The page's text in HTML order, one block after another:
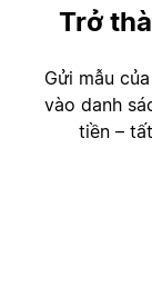
Trở
Gửi mẫu
vào danh
tiền –